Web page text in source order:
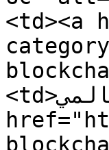
<td><a
<td>عالمي</td><td><a